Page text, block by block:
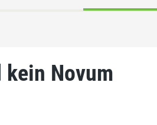
kein Novum